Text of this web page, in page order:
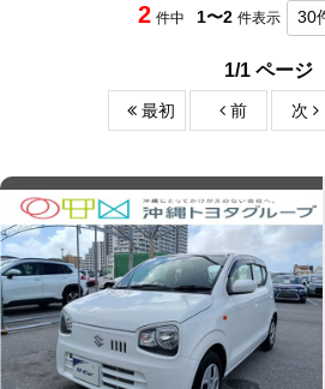
2 件中 1〜2 件表示
1/1 ページ
最初 前 次